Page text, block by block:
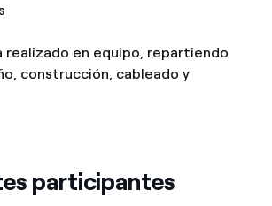
realizado en equipo, repartiendo
construcción, cableado y
participantes